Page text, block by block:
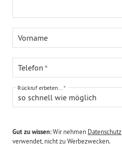
Vorname
Telefon
so schnell wie möglich
Rückruf erbeten...
Gut zu wissen:Wir nehmen Datenschutz
verwendet, nicht zu Werbezwecken.